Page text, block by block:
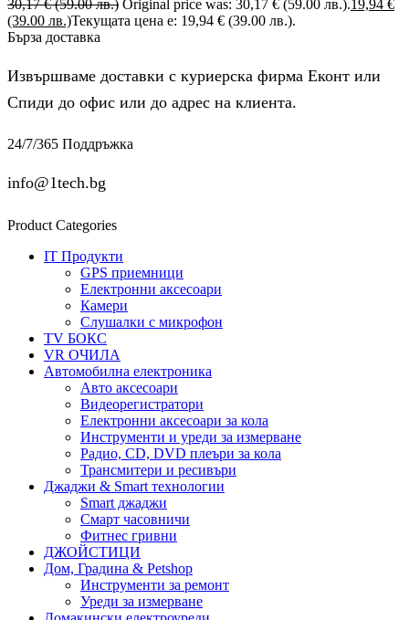
30,17€ (59.00 лв.) Original price was: 30,17 € (59.00 лв.).19,94 €
(39.00 лв.)Текущата цена е: 19,94 € (39.00 лв.).
Бърза доставка
Извършваме доставки с куриерска фирма Еконт или
Спиди до офис или до адрес на клиента.
24/7/365 Поддръжка
info@1tech.bg
Product Categories
IT Продукти
GPS приемници
Електронни аксесоари
Камери
Слушалки с микрофон
TV БОКС
VR ОЧИЛА
Автомобилна електроника
Авто аксесоари
Видеорегистратори
Електронни аксесоари за кола
Инструменти и уреди за измерване
Радио, CD, DVD плеъри за кола
Трансмитери и ресивъри
Джаджи & Smart технологии
Smart джаджи
Смарт часовничи
Фитнес гривни
ДЖОЙСТИЦИ
Дом, Градина & Petshop
Инструменти за ремонт
Уреди за измерване